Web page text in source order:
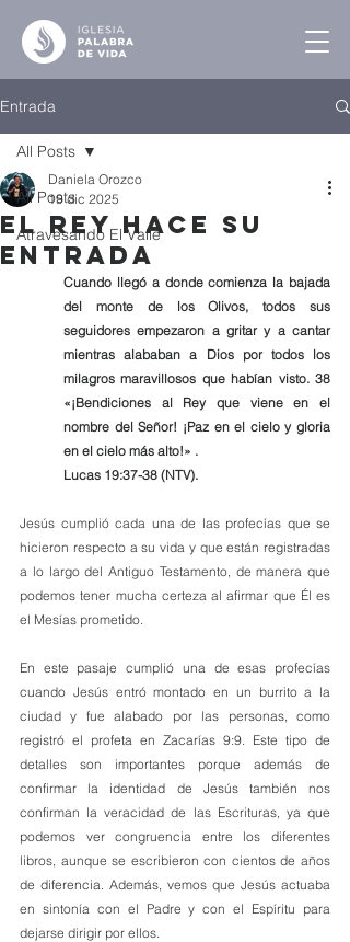
Entrada
All Posts
Atravesando El Valle
All Posts
El Rey Hace su
Entrada
Daniela Orozco
19 dic 2025
Cuando llegó a donde comienza la bajada
del monte de los Olivos, todos sus
seguidores empezaron a gritar y a cantar
mientras alababan a Dios por todos los
milagros maravillosos que habían visto. 38
«¡Bendiciones al Rey que viene en el
nombre del Señor! ¡Paz en el cielo y gloria
en el cielo más alto!» .
Lucas 19:37-38 (NTV).
Jesús cumplió cada una de las profecías que se
hicieron respecto a su vida y que están registradas
a lo largo del Antiguo Testamento, de manera que
podemos tener mucha certeza al afirmar que Él es
el Mesías prometido.
En este pasaje cumplió una de esas profecías
cuando Jesús entró montado en un burrito a la
ciudad y fue alabado por las personas, como
registró el profeta en Zacarías 9:9. Este tipo de
detalles son importantes porque además de
confirmar la identidad de Jesús también nos
confirman la veracidad de las Escrituras, ya que
podemos ver congruencia entre los diferentes
libros, aunque se escribieron con cientos de años
de diferencia. Además, vemos que Jesús actuaba
en sintonía con el Padre y con el Espíritu para
dejarse dirigir por ellos.